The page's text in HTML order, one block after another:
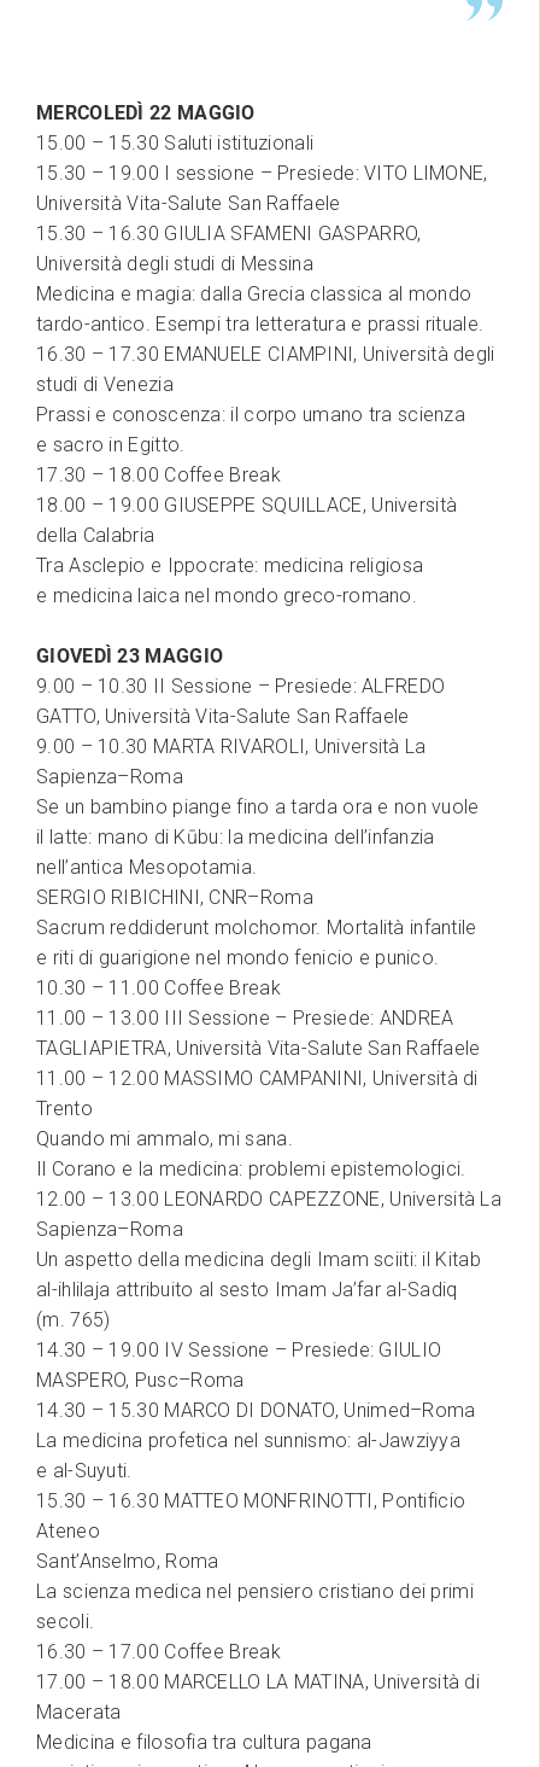
MERCOLEDÌ 22 MAGGIO
15.00 – 15.30 Saluti istituzionali
15.30 – 19.00 I sessione – Presiede: VITO LIMONE,
Università Vita-Salute San Raffaele
15.30 – 16.30 GIULIA SFAMENI GASPARRO,
Università degli studi di Messina
Medicina e magia: dalla Grecia classica al mondo
tardo-antico. Esempi tra letteratura e prassi rituale.
16.30 – 17.30 EMANUELE CIAMPINI, Università degli
studi di Venezia
Prassi e conoscenza: il corpo umano tra scienza
e sacro in Egitto.
17.30 – 18.00 Coffee Break
18.00 – 19.00 GIUSEPPE SQUILLACE, Università
della Calabria
Tra Asclepio e Ippocrate: medicina religiosa
e medicina laica nel mondo greco-romano.
GIOVEDÌ 23 MAGGIO
9.00 – 10.30 II Sessione – Presiede: ALFREDO
GATTO, Università Vita-Salute San Raffaele
9.00 – 10.30 MARTA RIVAROLI, Università La
Sapienza–Roma
Se un bambino piange fino a tarda ora e non vuole
il latte: mano di Kūbu: la medicina dell’infanzia
nell’antica Mesopotamia.
SERGIO RIBICHINI, CNR–Roma
Sacrum reddiderunt molchomor. Mortalità infantile
e riti di guarigione nel mondo fenicio e punico.
10.30 – 11.00 Coffee Break
11.00 – 13.00 III Sessione – Presiede: ANDREA
TAGLIAPIETRA, Università Vita-Salute San Raffaele
11.00 – 12.00 MASSIMO CAMPANINI, Università di
Trento
Quando mi ammalo, mi sana.
Il Corano e la medicina: problemi epistemologici.
12.00 – 13.00 LEONARDO CAPEZZONE, Università La
Sapienza–Roma
Un aspetto della medicina degli Imam sciiti: il Kitab
al-ihlilaja attribuito al sesto Imam Ja’far al-Sadiq
(m. 765)
14.30 – 19.00 IV Sessione – Presiede: GIULIO
MASPERO, Pusc–Roma
14.30 – 15.30 MARCO DI DONATO, Unimed–Roma
La medicina profetica nel sunnismo: al-Jawziyya
e al-Suyuti.
15.30 – 16.30 MATTEO MONFRINOTTI, Pontificio
Ateneo
Sant’Anselmo, Roma
La scienza medica nel pensiero cristiano dei primi
secoli.
16.30 – 17.00 Coffee Break
17.00 – 18.00 MARCELLO LA MATINA, Università di
Macerata
Medicina e filosofia tra cultura pagana